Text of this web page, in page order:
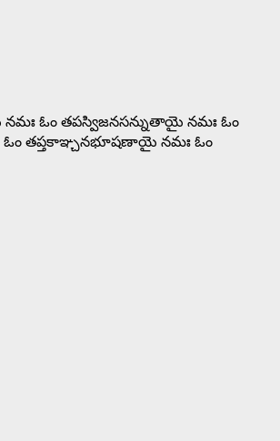
నమః ఓం తపస్విజనసన్నుతాయై నమః ఓం
తప్తకాఞ్చనభూషణాయై నమః ఓం